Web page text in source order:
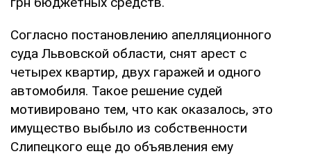
Согласно постановлению апелляционного
суда Львовской области, снят арест с
четырех квартир, двух гаражей и одного
автомобиля. Такое решение судей
мотивировано тем, что как оказалось, это
имущество выбыло из собственности
Слипецкого еще до объявления ему